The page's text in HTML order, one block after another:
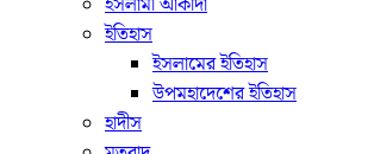
ইতিহাস
ইসলামের ইতিহাস
উপমহাদেশের ইতিহাস
হাদীস